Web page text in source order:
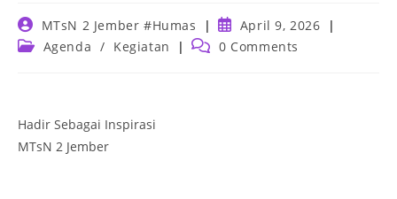
Post
author:
MTsN 2 Jember #Humas
Post
published:
April 9, 2026
PostAgenda / Kegiatan
Post 0 Comments
Hadir Sebagai Inspirasi
MTsN 2 Jember